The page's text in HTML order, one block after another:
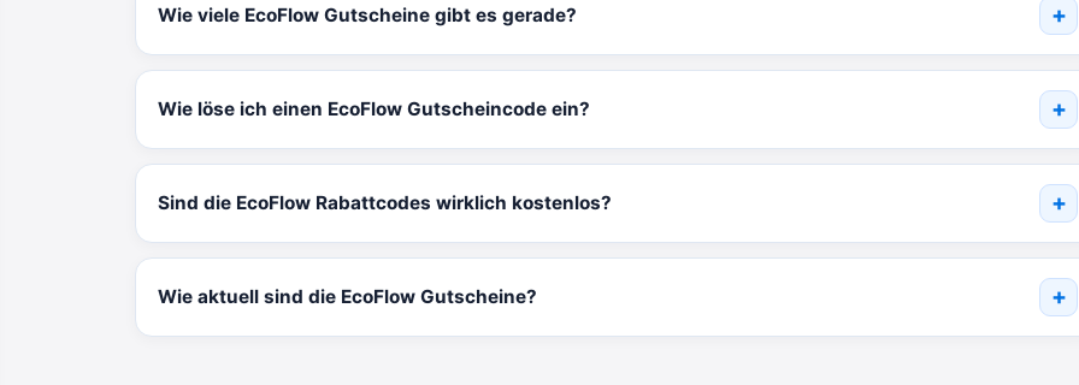
Wie viele EcoFlow Gutscheine gibt es gerade?
Wie löse ich einen EcoFlow Gutscheincode ein?
Sind die EcoFlow Rabattcodes wirklich kostenlos?
Wie aktuell sind die EcoFlow Gutscheine?